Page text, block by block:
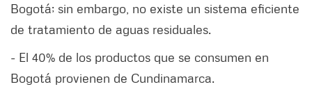
Bogotá; sin embargo, no existe un sistema eficiente
de tratamiento de aguas residuales.
- El 40% de los productos que se consumen en
Bogotá provienen de Cundinamarca.